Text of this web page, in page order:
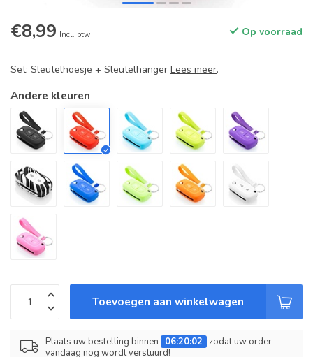
€8,99 Incl. btw Op voorraad
Set: Sleutelhoesje + Sleutelhanger Lees meer.
Andere kleuren
Toevoegen aan winkelwagen
Plaats uw bestelling binnen 06:20:02 zodat uw order
vandaag nog wordt verstuurd!